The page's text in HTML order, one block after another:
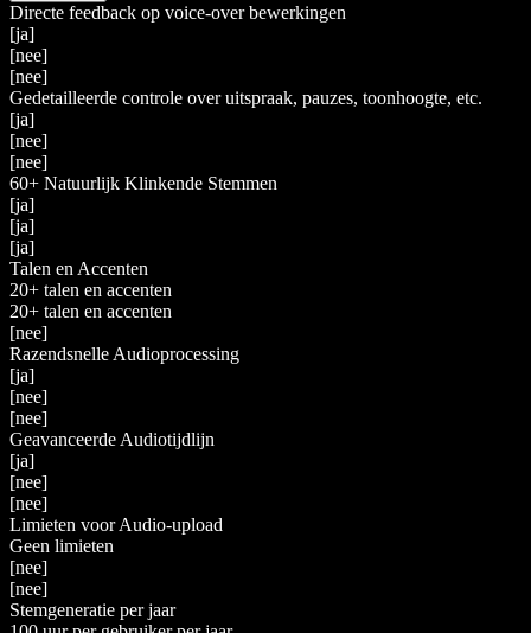
Directe feedback op voice-over bewerkingen
[ja]
[nee]
[nee]
Gedetailleerde controle over uitspraak, pauzes, toonhoogte, etc.
[ja]
[nee]
[nee]
60+ Natuurlijk Klinkende Stemmen
[ja]
[ja]
[ja]
Talen en Accenten
20+ talen en accenten
20+ talen en accenten
[nee]
Razendsnelle Audioprocessing
[ja]
[nee]
[nee]
Geavanceerde Audiotijdlijn
[ja]
[nee]
[nee]
Limieten voor Audio-upload
Geen limieten
[nee]
[nee]
Stemgeneratie per jaar